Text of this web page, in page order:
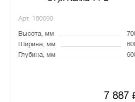
Арт. 180690
Высота, мм
Ширина, мм
Глубина, мм
7 887